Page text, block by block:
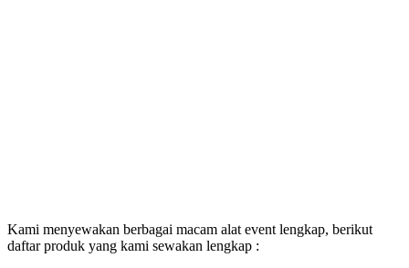
Kami menyewakan berbagai macam alat event lengkap, berikut
daftar produk yang kami sewakan lengkap :